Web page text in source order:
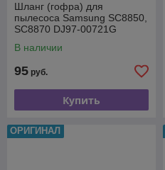
Шланг (гофра) для
пылесоса Samsung SC8850,
SC8870 DJ97-00721G
В наличии
95 руб.
Купить
ОРИГИНАЛ